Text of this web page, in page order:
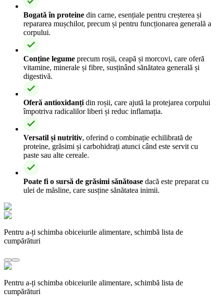
Bogată în proteine din carne, esențiale pentru creșterea și
repararea mușchilor, precum și pentru funcționarea generală a
corpului.
Conține legume precum roșii, ceapă și morcovi, care oferă
vitamine, minerale și fibre, susținând sănătatea generală și
digestivă.
Oferă antioxidanți din roșii, care ajută la protejarea corpului
împotriva radicalilor liberi și reduc inflamația.
Versatil și nutritiv, oferind o combinație echilibrată de
proteine, grăsimi și carbohidrați atunci când este servit cu
paste sau alte cereale.
Poate fi o sursă de grăsimi sănătoase dacă este preparat cu
ulei de măsline, care susține sănătatea inimii.
Pentru a-ți schimba obiceiurile alimentare, schimbă lista de
cumpărături
Pentru a-ți schimba obiceiurile alimentare, schimbă lista de
cumpărături